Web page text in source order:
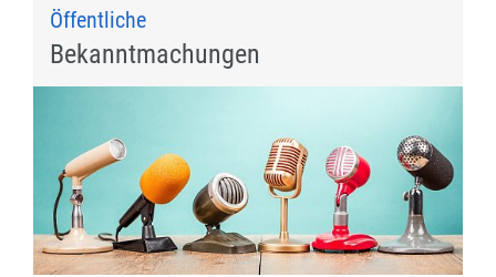
Öffentliche
Bekanntmachungen